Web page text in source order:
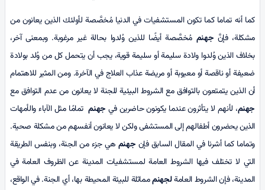
كما أنه تماما كما تكون المستشفيات في الدنيا مُخصَّصة لأولئك الذين يعانون من
مشكلة، فإنَّ جهنم مُخصَّصة أيضًا للذين وُلدوا بحالة غير مرغوبة. وبمعنى آخر،
بخلاف الذين وُلدوا ولادة سليمة أو سليمة قوية، يجب أن يتحمل كل من وُلد بولادة
ضعيفة أو ناقصة أو معيوبة أو مريضة عذاب العلاج في الآخرة. ومن المثير للاهتمام
أن الذين يتمتعون بالتوافق مع الشروط البيئية للجنة لا يعانون من عدم التوافق مع
جهنم، لأنهم لا يتأثرون عندما يكونون حاضرين فيجهنمتمامًا مثل الآباء والأمهات
الذين يحضرون أطفالهم إلى المستشفى ولكن لا يعانون أنفسهم من مشكلة صحية.
وتماما كما أشرنا في المقال السابق فإن جهنم هي جزء من الجنة، وبنفس الطريقة
التي لا تختلف فيها الشروط العامة لمستشفيات المدينة عن الظروف العامة في
المدينة، فإن الشروط العامةلجهنممماثلة للبيئة المحيطة بها، أي الجنة. في الواقع،